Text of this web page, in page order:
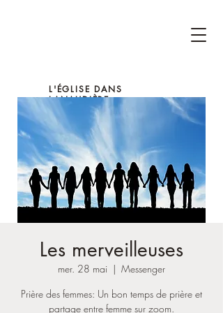
L'ÉGLISE DANS
LANAUDIÈRE
Les merveilleuses
mer. 28 mai
  |
Messenger
Prière des femmes: Un bon temps de prière et
partage entre femme sur zoom.